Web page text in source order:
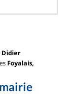
Didier
Foyalais,